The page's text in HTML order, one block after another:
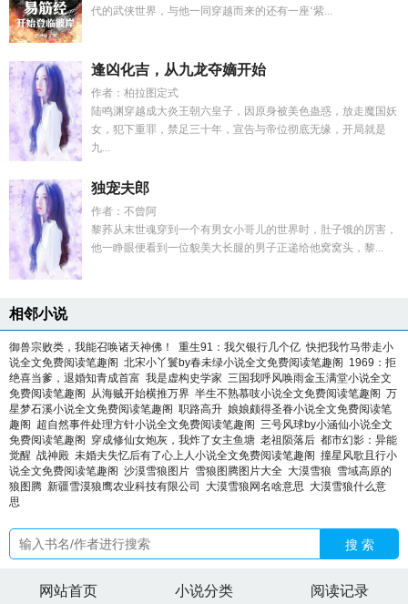
代的武侠世界，与他一同穿越而来的还有一座‘紫...
逢凶化吉，从九龙夺嫡开始
作者：柏拉图定式
陆鸣渊穿越成大炎王朝六皇子，因原身被美色蛊惑，放走魔国妖
女，犯下重罪，禁足三十年，宣告与帝位彻底无缘，开局就是
九...
独宠夫郎
作者：不曾阿
黎荞从末世魂穿到一个有男女小哥儿的世界时，肚子饿的厉害，
他一睁眼便看到一位貌美大长腿的男子正递给他窝窝头，黎...
相邻小说
御兽宗败类，我能召唤诸天神佛！ 重生91：我欠银行几个亿 快把我竹马带走小
说全文免费阅读笔趣阁 北宋小丫鬟by春未绿小说全文免费阅读笔趣阁
1969：拒
绝喜当爹，退婚知青成首富 我是虚构史学家 三国我呼风唤雨金玉满堂小说全文
免费阅读笔趣阁
从海贼开始横推万界 半生不熟慕吱小说全文免费阅读笔趣阁 万
星梦石溪小说全文免费阅读笔趣阁 职路高升 娘娘颇得圣眷小说全文免费阅读笔
趣阁
超自然事件处理方针小说全文免费阅读笔趣阁 三号风球by小涵仙小说全文
免费阅读笔趣阁
穿成修仙女炮灰，我炸了女主鱼塘 老祖陨落后 都市幻影：异能
觉醒 战神殿 未婚夫失忆后有了心上人小说全文免费阅读笔趣阁 撞星风歌且行小
说全文免费阅读笔趣阁 沙漠雪狼图片 雪狼图腾图片大全 大漠雪狼 雪域高原的
狼图腾 新疆雪漠狼鹰农业科技有限公司 大漠雪狼网名啥意思 大漠雪狼什么意
思
搜 索
网站首页 小说分类 阅读记录